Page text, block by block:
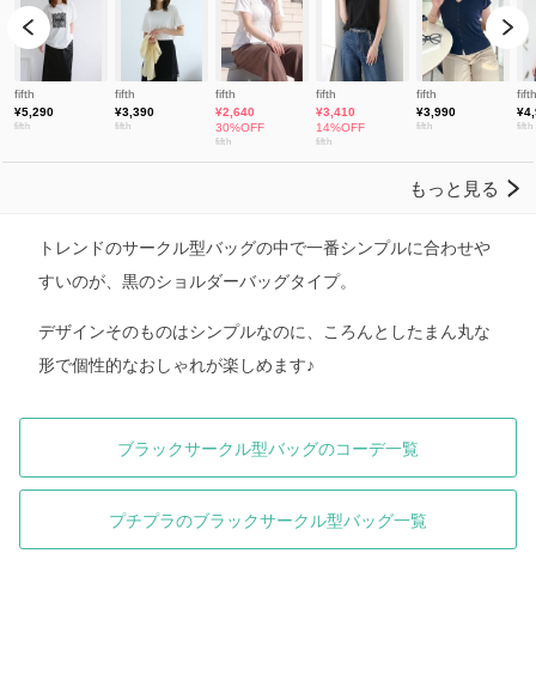
トレンドのサークル型バッグの中で一番シンプルに合わせや
すいのが、黒のショルダーバッグタイプ。
デザインそのものはシンプルなのに、ころんとしたまん丸な
形で個性的なおしゃれが楽しめます♪
ブラックサークル型バッグのコーデ一覧
プチプラのブラックサークル型バッグ一覧